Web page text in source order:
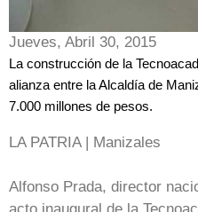
Jueves, Abril 30, 2015
La construcción de la
alianza entre la Alcaldía de
7.000 millones de pesos.
LA PATRIA | Manizales
Alfonso Prada, director